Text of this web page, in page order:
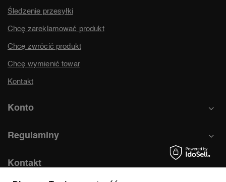
Śledzenie przesyłki
Chcę zareklamować produkt
Chcę zwrócić produkt
Chcę wymienić towar
Kontakt
Konto
Regulaminy
Kontakt